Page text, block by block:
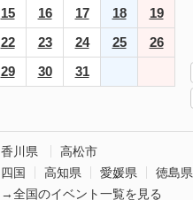
15 16 17 18
19
22 23 24 25
26
29 30 31
香川県
高松市
四国
高知県 愛媛県
徳島県
→全国のイベント一覧を見る